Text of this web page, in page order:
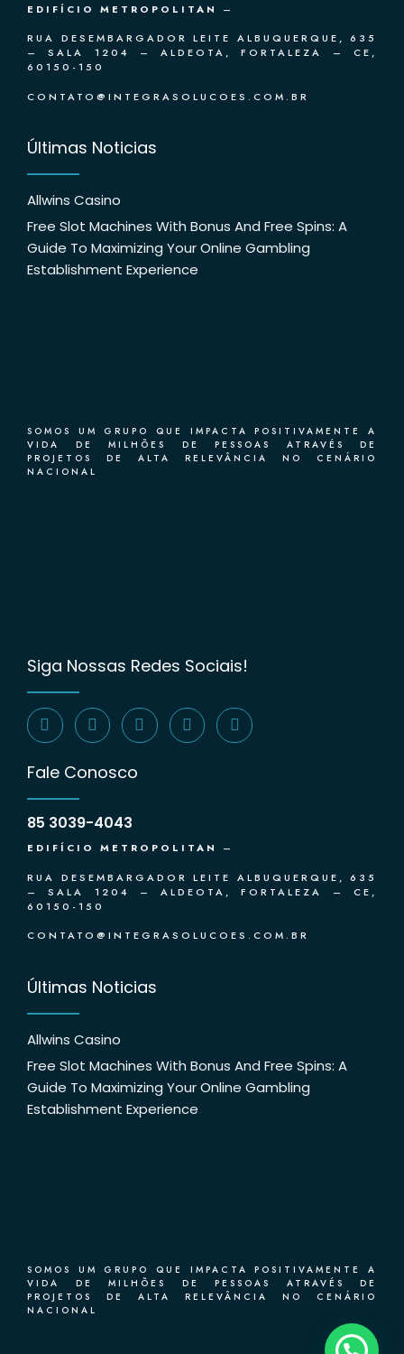
SOMOS UM GRUPO QUE IMPACTA POSITIVAMENTE A
VIDA DE MILHÕES DE PESSOAS ATRAVÉS DE
PROJETOS DE ALTA RELEVÂNCIA NO CENÁRIO
NACIONAL
Últimas Noticias
Allwins Casino
Free Slot Machines With Bonus And Free Spins: A
Guide To Maximizing Your Online Gambling
Establishment Experience
EDIFÍCIO METROPOLITAN –
RUA DESEMBARGADOR LEITE ALBUQUERQUE, 635
– SALA 1204 – ALDEOTA, FORTALEZA – CE,
60150-150
CONTATO@INTEGRASOLUCOES.COM.BR
SOMOS UM GRUPO QUE IMPACTA POSITIVAMENTE A
VIDA DE MILHÕES DE PESSOAS ATRAVÉS DE
PROJETOS DE ALTA RELEVÂNCIA NO CENÁRIO
NACIONAL
Últimas Noticias
Allwins Casino
Free Slot Machines With Bonus And Free Spins: A
Guide To Maximizing Your Online Gambling
Establishment Experience
Fale Conosco
85 3039-4043
EDIFÍCIO METROPOLITAN –
RUA DESEMBARGADOR LEITE ALBUQUERQUE, 635
– SALA 1204 – ALDEOTA, FORTALEZA – CE,
60150-150
CONTATO@INTEGRASOLUCOES.COM.BR
Siga Nossas Redes Sociais!